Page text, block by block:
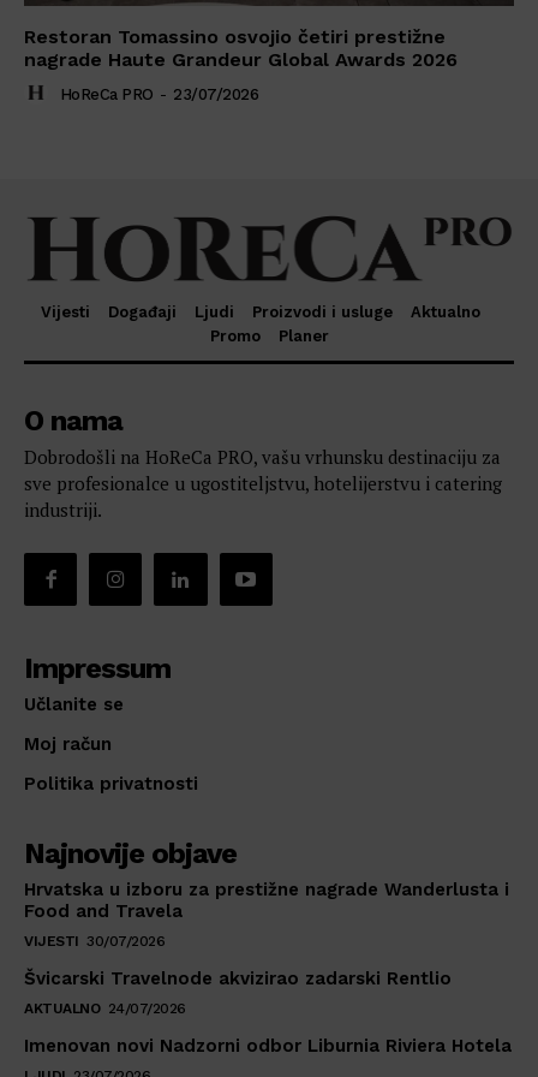
Restoran Tomassino osvojio četiri prestižne
nagrade Haute Grandeur Global Awards 2026
HoReCa PRO - 23/07/2026
Vijesti Događaji Ljudi Proizvodi i usluge
Aktualno
Promo
Planer
O nama
Dobrodošli na HoReCa PRO, vašu vrhunsku destinaciju za
sve profesionalce u ugostiteljstvu, hotelijerstvu i catering
industriji.
Impressum
Učlanite se
Moj račun
Politika privatnosti
Najnovije objave
Hrvatska u izboru za prestižne nagrade Wanderlusta i
Food and Travela
VIJESTI 30/07/2026
Švicarski Travelnode akvizirao zadarski Rentlio
AKTUALNO 24/07/2026
Imenovan novi Nadzorni odbor Liburnia Riviera Hotela